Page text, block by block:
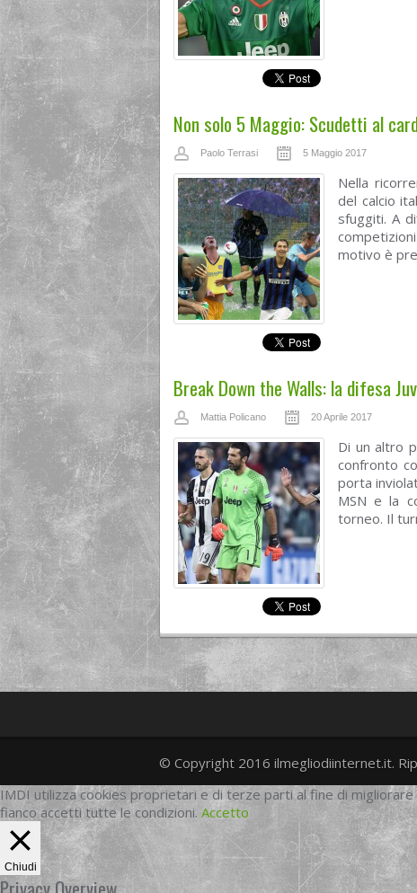
Non solo 5 Maggio: Scudetti al
Paolo Terrasi 5 Maggio 2017
Nella
del calcio
sfuggiti. A
motivo è
Break Down the Walls: la difesa
Mattia Policano 20 Aprile 2017
Di un altro
confronto
porta
MSN e la
torneo. Il
© Copyright 2016 ilmegliodiinternet.it.
IMDI utilizza cookies proprietari e di terze parti al fine di
fianco accetti tutte le condizioni. Accetto
Chiudi